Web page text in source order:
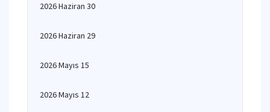
2026 Haziran 30
2026 Haziran 29
2026 Mayıs 15
2026 Mayıs 12